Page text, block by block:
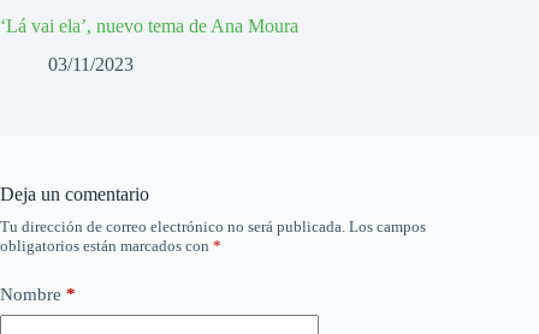
‘Lá vai ela’, nuevo tema de Ana Moura
03/11/2023
Deja un comentario
Tu dirección de correo electrónico no será publicada. Los campos
obligatorios están marcados con *
Nombre *